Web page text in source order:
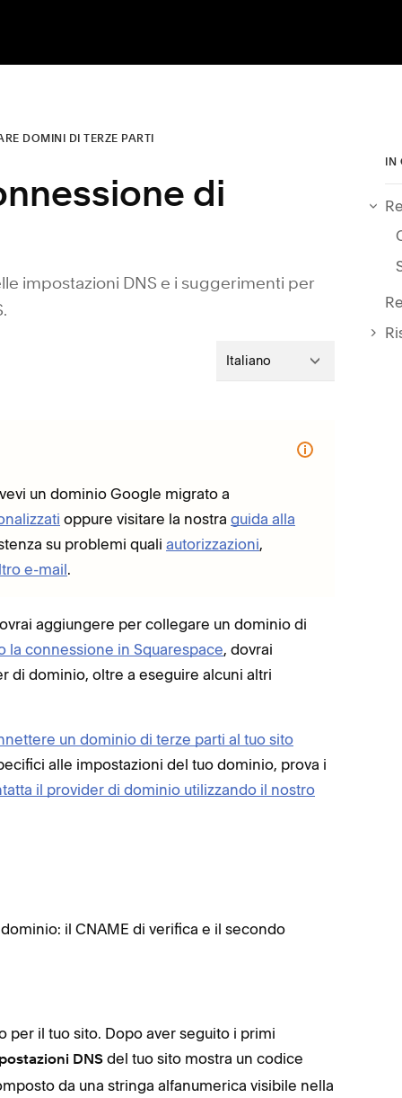
DOMINI DI TERZE PARTI
di
impostazioni DNS e i suggerimenti per
Italiano
un dominio Google migrato a
oppure visitare la nostra guida alla
su problemi quali autorizzazioni,
e-mail.
aggiungere per collegare un dominio di
la connessione in Squarespace, dovrai
di dominio, oltre a eseguire alcuni altri
un dominio di terze parti al tuo sito
alle impostazioni del tuo dominio, prova i
il provider di dominio utilizzando il nostro
il CNAME di verifica e il secondo
per il tuo sito. Dopo aver seguito i primi
DNS del tuo sito mostra un codice
da una stringa alfanumerica visibile nella